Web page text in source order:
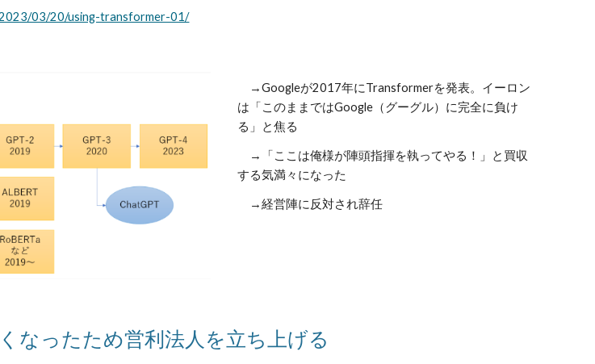
03/20/using-transformer-01/
→Googleが2017年にTransformerを発表。イーロン
は「このままではGoogle（グーグル）に完全に負け
る」と焦る
→「ここは俺様が陣頭指揮を執ってやる！」と買収
する気満々になった
→経営陣に反対され辞任
なったため営利法人を立ち上げる